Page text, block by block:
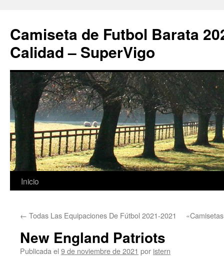
Camiseta de Futbol Barata
Calidad – SuperVigo
Saltar
contenido
Inicio
← Todas Las Equipaciones De Fútbol 2021-2021
New England Patriots
Publicada el 9 de noviembre de 2021 por istern